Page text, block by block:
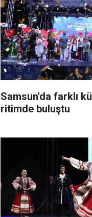
Samsun'da farklı
ritimde buluştu